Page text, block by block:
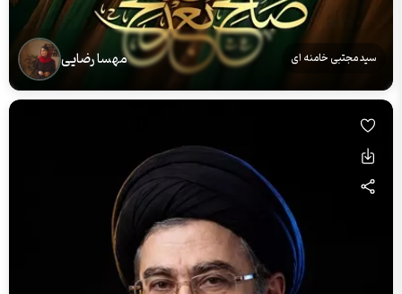
سید مجتبی خامنه ای مهسا رضایی